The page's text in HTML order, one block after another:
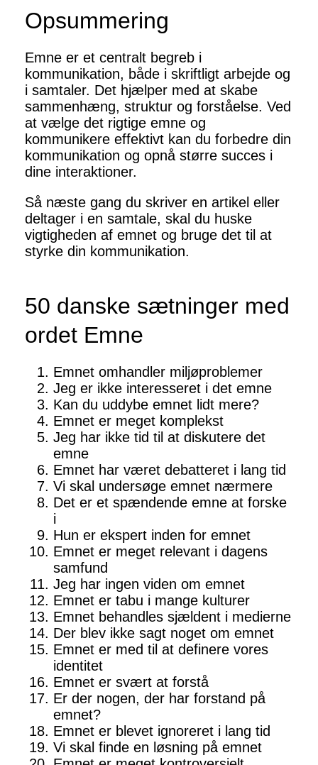
Opsummering
Emne er et centralt begreb i
kommunikation, både i skriftligt arbejde og
i samtaler. Det hjælper med at skabe
sammenhæng, struktur og forståelse. Ved
at vælge det rigtige emne og
kommunikere effektivt kan du forbedre din
kommunikation og opnå større succes i
dine interaktioner.
Så næste gang du skriver en artikel eller
deltager i en samtale, skal du huske
vigtigheden af ​​emnet og bruge det til at
styrke din kommunikation.
50 danske sætninger med
ordet Emne
Emnet omhandler miljøproblemer
Jeg er ikke interesseret i det emne
Kan du uddybe emnet lidt mere?
Emnet er meget komplekst
Jeg har ikke tid til at diskutere det
emne
Emnet har været debatteret i lang tid
Vi skal undersøge emnet nærmere
Det er et spændende emne at forske
i
Hun er ekspert inden for emnet
Emnet er meget relevant i dagens
samfund
Jeg har ingen viden om emnet
Emnet er tabu i mange kulturer
Emnet behandles sjældent i medierne
Der blev ikke sagt noget om emnet
Emnet er med til at definere vores
identitet
Emnet er svært at forstå
Er der nogen, der har forstand på
emnet?
Emnet er blevet ignoreret i lang tid
Vi skal finde en løsning på emnet